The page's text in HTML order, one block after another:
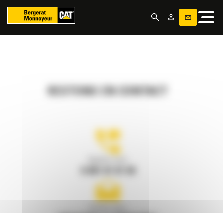
RESTONS EN CONTACT
Panneau de gestion des cookies